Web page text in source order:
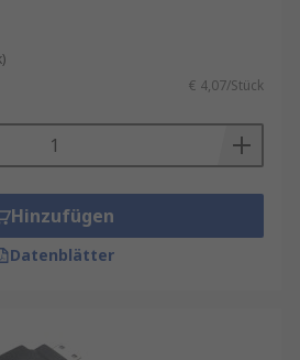
€ 4,07/Stück
Hinzufügen
Datenblätter